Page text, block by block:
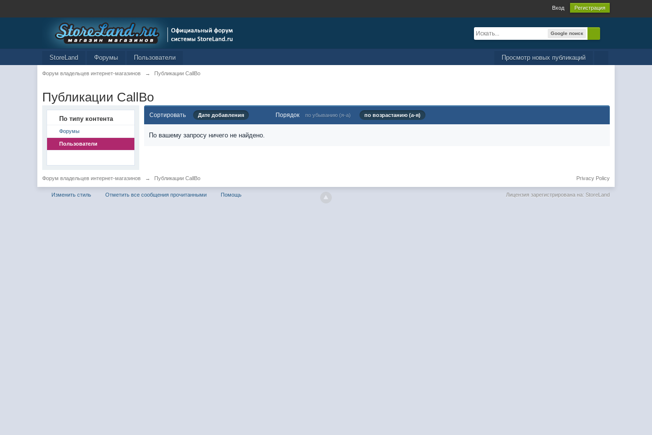
Вход Регистрация
Google поиск
Просмотр новых публикаций
StoreLand Форумы Пользователи
Форум владельцев интернет-магазинов → Публикации CallBo
Публикации CallBo
По типу контента
Форумы
Пользователи
Сортировать Дате добавления Порядок по убыванию (я-а) по возрастанию (а-я)
По вашему запросу ничего не найдено.
Форум владельцев интернет-магазинов → Публикации CallBo Privacy Policy
Изменить стиль Отметить все сообщения прочитанными Помощь Лицензия зарегистрирована на: StoreLand